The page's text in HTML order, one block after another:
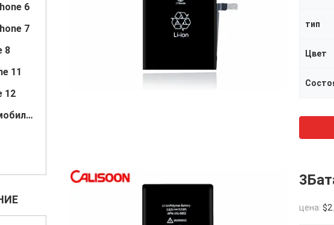
6
7
8
11
12
Замена ЖК-дисплея для мобильных телефонов
тип
Цвет
цена: